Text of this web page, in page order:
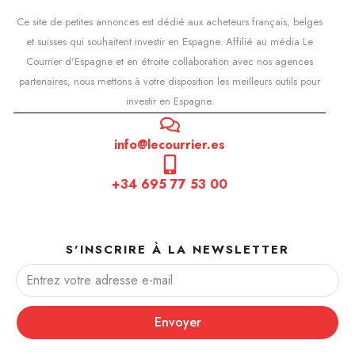
Ce site de petites annonces est dédié aux acheteurs français, belges
et suisses qui souhaitent investir en Espagne. Affilié au média Le
Courrier d'Espagne et en étroite collaboration avec nos agences
partenaires, nous mettons à votre disposition les meilleurs outils pour
investir en Espagne.
info@lecourrier.es
+34 695 77 53 00
S'INSCRIRE À LA NEWSLETTER
Envoyer